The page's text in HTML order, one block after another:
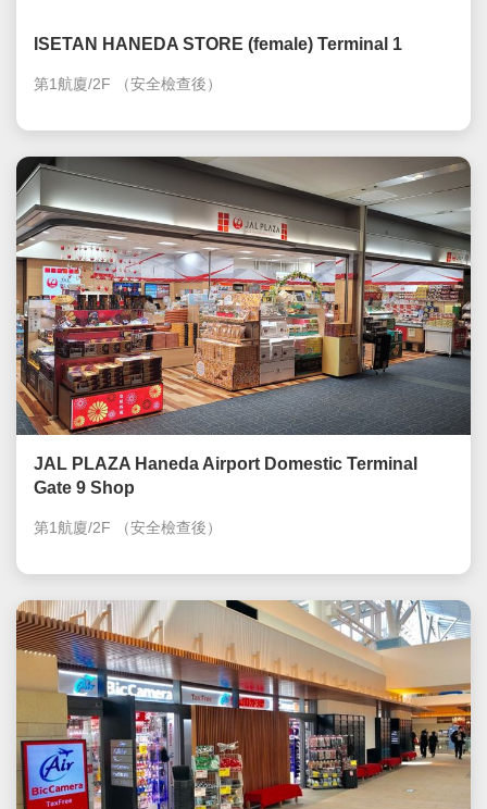
ISETAN HANEDA STORE (female) Terminal 1
第1航廈/2F （安全檢查後）
JAL PLAZA Haneda Airport Domestic Terminal
Gate 9 Shop
第1航廈/2F （安全檢查後）